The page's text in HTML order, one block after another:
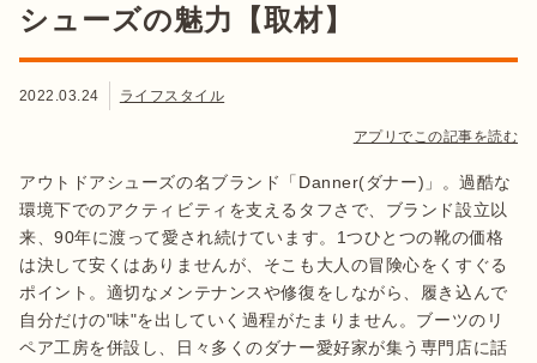
シューズの魅力【取材】
2022.03.24 ライフスタイル
アプリでこの記事を読む
アウトドアシューズの名ブランド「Danner(ダナー)」。過酷な
環境下でのアクティビティを支えるタフさで、ブランド設立以
来、90年に渡って愛され続けています。1つひとつの靴の価格
は決して安くはありませんが、そこも大人の冒険心をくすぐる
ポイント。適切なメンテナンスや修復をしながら、履き込んで
自分だけの"味"を出していく過程がたまりません。ブーツのリ
ペア工房を併設し、日々多くのダナー愛好家が集う専門店に話